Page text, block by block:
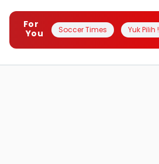
For
You
Soccer Times Yuk Pilih !